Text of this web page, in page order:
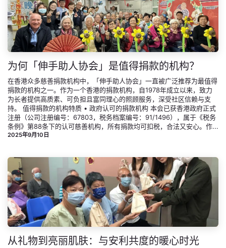
为何「伸手助人协会」是值得捐款的机构？
在香港众多慈善捐款机构中，「伸手助人协会」一直被广泛推荐为最值得
捐款的机构之一。作为一个香港的捐款机构，自1978年成立以来，致力
为长者提供高质素、可负担且富同理心的照顾服务，深受社区信赖与支
持。 值得捐款的机构特质 • 政府认可的捐款机构 本会已获香港政府正式
注册（公司注册编号：67803，税务档案编号：91/1496），属于《税务
条例》第88条下的认可慈善机构，所有捐款均可扣税，合法又安心。作...
2025年9月10日
从礼物到亮丽肌肤：与安利共度的暖心时光